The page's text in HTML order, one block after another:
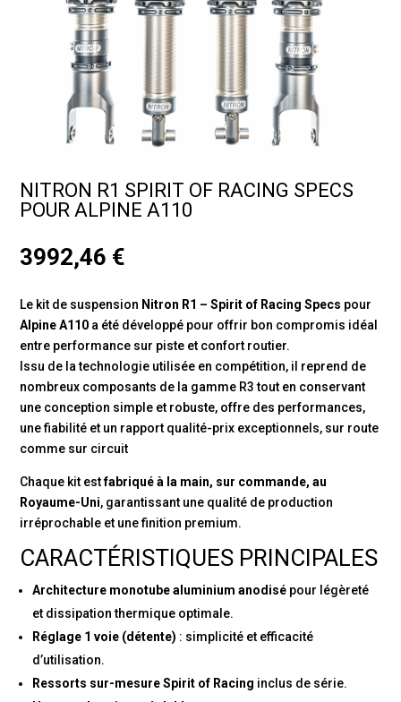
NITRON R1 SPIRIT OF RACING SPECS
POUR ALPINE A110
3992,46 €
Le kit de suspension Nitron R1 – Spirit of Racing Specs pour
Alpine A110 a été développé pour offrir bon compromis idéal
entre performance sur piste et confort routier.
Issu de la technologie utilisée en compétition, il reprend de
nombreux composants de la gamme R3 tout en conservant
une conception simple et robuste, offre des performances,
une fiabilité et un rapport qualité-prix exceptionnels, sur route
comme sur circuit
Chaque kit estfabriqué à la main, sur commande, au
Royaume-Uni, garantissant une qualité de production
irréprochable et une finition premium.
CARACTÉRISTIQUES PRINCIPALES
Architecture monotube aluminium anodisé pour légèreté
et dissipation thermique optimale.
Réglage 1 voie (détente) : simplicité et efficacité
d’utilisation.
Ressorts sur-mesure Spirit of Racing inclus de série.